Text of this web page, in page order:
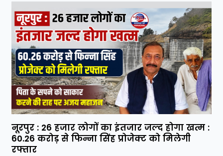
नूरपुर : 26 हजार लोगों का इंतजार जल्द होगा खत्म :
60.26 करोड़ से फिन्ना सिंह प्रोजेक्ट को मिलेगी
रफ्तार